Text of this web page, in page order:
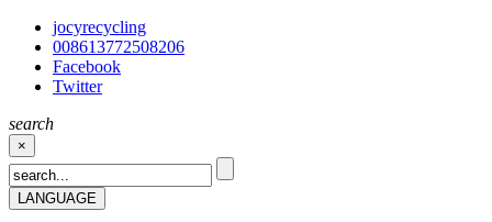
jocyrecycling
008613772508206
Facebook
Twitter
search
×
LANGUAGE